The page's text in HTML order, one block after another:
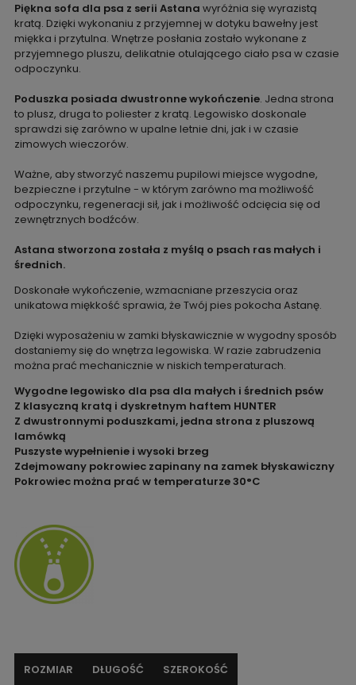
Piękna sofa dla psa z serii Astana wyróżnia się wyrazistą
kratą. Dzięki wykonaniu z przyjemnej w dotyku bawełny jest
miękka i przytulna. Wnętrze posłania zostało wykonane z
przyjemnego pluszu, delikatnie otulającego ciało psa w czasie
odpoczynku.
Poduszka posiada dwustronne wykończenie. Jedna strona
to plusz, druga to poliester z kratą. Legowisko doskonale
sprawdzi się zarówno w upalne letnie dni, jak i w czasie
zimowych wieczorów.
Ważne, aby stworzyć naszemu pupilowi miejsce wygodne,
bezpieczne i przytulne - w którym zarówno ma możliwość
odpoczynku, regeneracji sił, jak i możliwość odcięcia się od
zewnętrznych bodźców.
Astana stworzona została z myślą o psach ras małych i
średnich.
Doskonałe wykończenie, wzmacniane przeszycia oraz
unikatowa miękkość sprawia, że Twój pies pokocha Astanę.
Dzięki wyposażeniu w zamki błyskawicznie w wygodny sposób
dostaniemy się do wnętrza legowiska. W razie zabrudzenia
można prać mechanicznie w niskich temperaturach.
Wygodne legowisko dla psa dla małych i średnich psów
Z klasyczną kratą i dyskretnym haftem HUNTER
Z dwustronnymi poduszkami, jedna strona z pluszową
lamówką
Puszyste wypełnienie i wysoki brzeg
Zdejmowany pokrowiec zapinany na zamek błyskawiczny
Pokrowiec można prać w temperaturze 30°C
ROZMIAR DŁUGOŚĆ SZEROKOŚĆ